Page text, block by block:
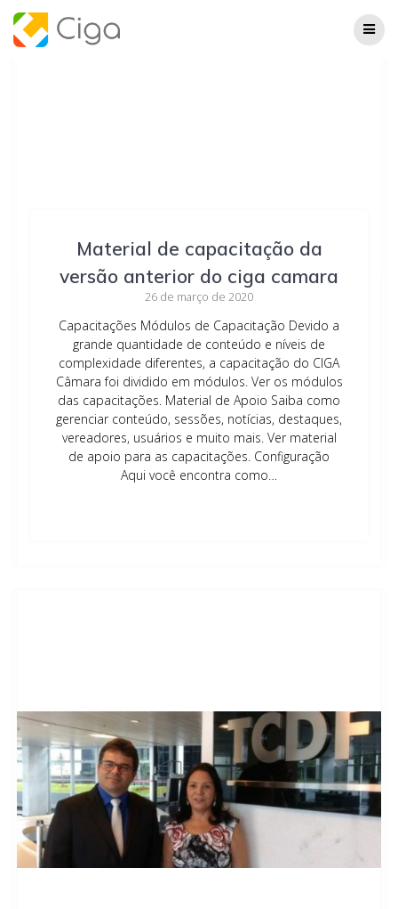
Material de capacitação da
versão anterior do ciga camara
26 de março de 2020
Capacitações Módulos de Capacitação Devido a
grande quantidade de conteúdo e níveis de
complexidade diferentes, a capacitação do CIGA
Câmara foi dividido em módulos. Ver os módulos
das capacitações. Material de Apoio Saiba como
gerenciar conteúdo, sessões, notícias, destaques,
vereadores, usuários e muito mais. Ver material
de apoio para as capacitações. Configuração
Aqui você encontra como…